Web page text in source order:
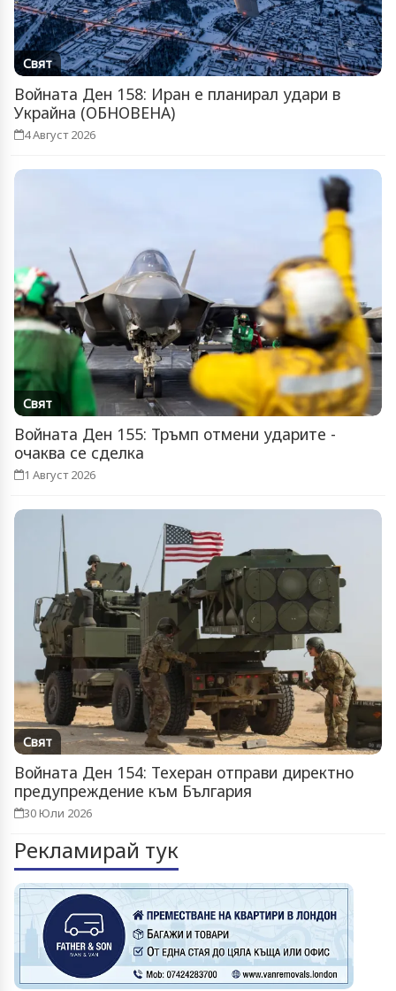
Свят
Войната Ден 158: Иран е планирал удари в
Украйна (ОБНОВЕНА)
4 Август 2026
Свят
Войната Ден 155: Тръмп отмени ударите -
очаква се сделка
1 Август 2026
Свят
Войната Ден 154: Техеран отправи директно
предупреждение към България
30 Юли 2026
Рекламирай тук